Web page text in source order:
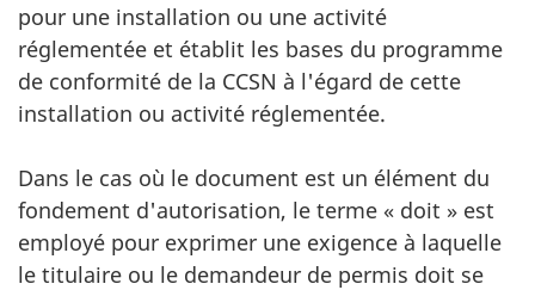
pour une installation ou une activité
réglementée et établit les bases du programme
de conformité de la CCSN à l'égard de cette
installation ou activité réglementée.
Dans le cas où le document est un élément du
fondement d'autorisation, le terme « doit » est
employé pour exprimer une exigence à laquelle
le titulaire ou le demandeur de permis doit se